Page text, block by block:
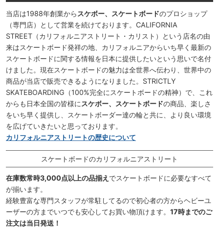
当店は1988年創業から スケボー、スケートボードのプロショップ
（専門店）として営業を続けております。CALIFORNIA
STREET（カリフォルニアストリート・カリスト）という店名の由
来はスケートボード発祥の地、カリフォルニアからいち早く最新の
スケートボードに関する情報を日本に提供したいという思いで名付
けました。現在スケートボードの魅力は全世界へ伝わり、世界中の
商品が当店で販売できるようになりました。STRICTLY
SKATEBOARDING（100%完全にスケートボードの精神）で、これ
からも日本全国の皆様に スケボー、スケートボードの商品、楽しさ
をいち早く提供し、スケートボーダー達の輪と共に、より良い環境
を広げていきたいと思っております。
カリフォルニアストリートの歴史について
スケートボードのカリフォルニアストリート
在庫数常時3,000点以上の品揃え でスケートボードに必要なすべて
が揃います。
経験豊富な専門スタッフが常駐してるので初心者の方からヘビーユ
ーザーの方までいつでも安心してお買い物頂けます。 17時までのご
注文は当日発送！